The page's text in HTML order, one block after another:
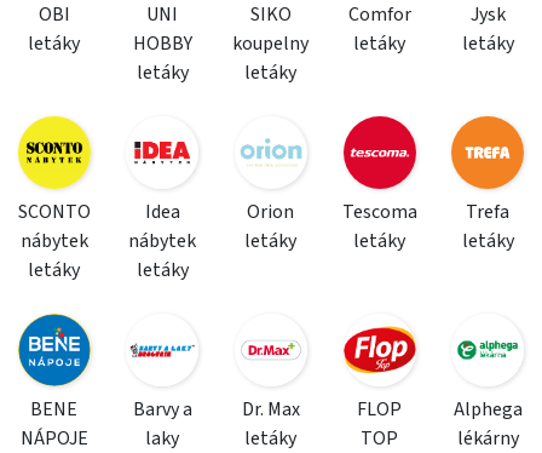
OBI
letáky
UNI
HOBBY
letáky
SIKO
koupelny
letáky
Comfor
letáky
Jysk
letáky
SCONTO
nábytek
letáky
Idea
nábytek
letáky
Orion
letáky
Tescoma
letáky
Trefa
letáky
BENE
NÁPOJE
Barvy a
laky
Dr. Max
letáky
FLOP
TOP
Alphega
lékárny